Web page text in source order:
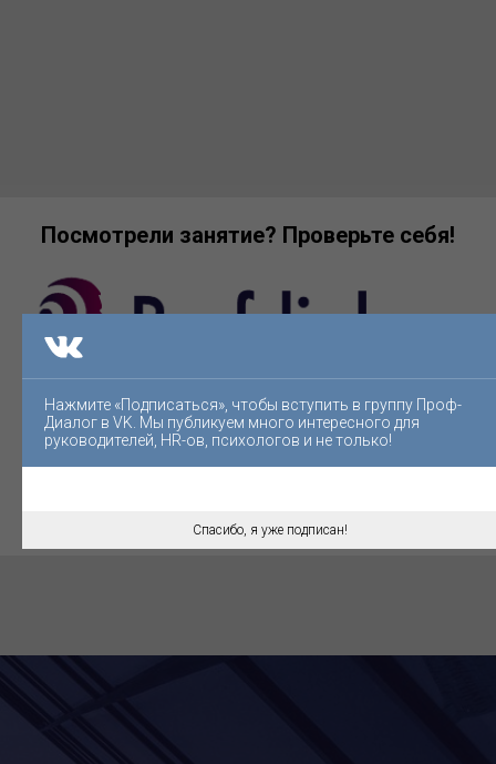
Посмотрели занятие? Проверьте себя!
Начать
Нажмите «Подписаться», чтобы вступить в группу Проф-
Диалог в VK. Мы публикуем много интересного для
руководителей, HR-ов, психологов и не только!
Спасибо, я уже подписан!